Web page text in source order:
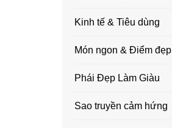
Kinh tế & Tiêu dùng
Món ngon & Điểm đẹp
Phái Đẹp Làm Giàu
Sao truyền cảm hứng